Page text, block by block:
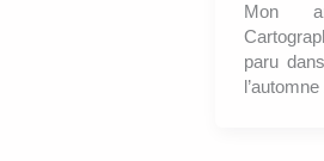
Mon
paru